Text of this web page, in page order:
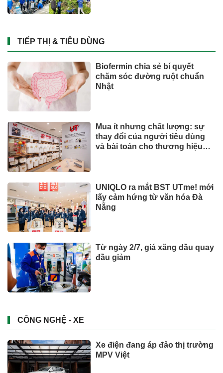
TIẾP THỊ & TIÊU DÙNG
Biofermin chia sẻ bí quyết
chăm sóc đường ruột chuẩn
Nhật
Mua ít nhưng chất lượng: sự
thay đổi của người tiêu dùng
và bài toán cho thương hiệu
UNIQLO ra mắt BST UTme! mới
lấy cảm hứng từ văn hóa Đà
Nẵng
Từ ngày 2/7, giá xăng dầu quay
đầu giảm
CÔNG NGHỆ - XE
Xe điện đang áp đảo thị trường
MPV Việt